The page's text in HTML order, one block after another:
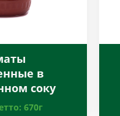
в
соку
670г